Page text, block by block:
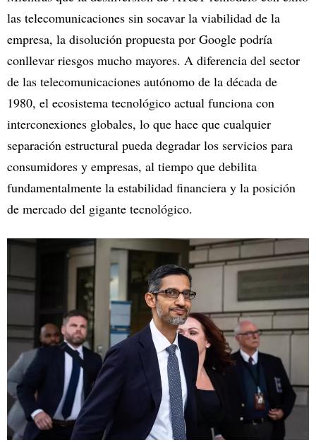
las telecomunicaciones sin socavar la viabilidad de la
empresa, la disolución propuesta por Google podría
conllevar riesgos mucho mayores. A diferencia del sector
de las telecomunicaciones autónomo de la década de
1980, el ecosistema tecnológico actual funciona con
interconexiones globales, lo que hace que cualquier
separación estructural pueda degradar los servicios para
consumidores y empresas, al tiempo que debilita
fundamentalmente la estabilidad financiera y la posición
de mercado del gigante tecnológico.